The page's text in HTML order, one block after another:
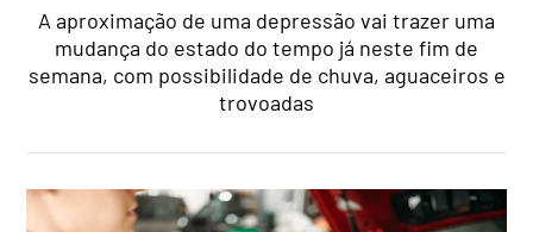
A aproximação de uma depressão vai trazer uma
mudança do estado do tempo já neste fim de
semana, com possibilidade de chuva, aguaceiros e
trovoadas